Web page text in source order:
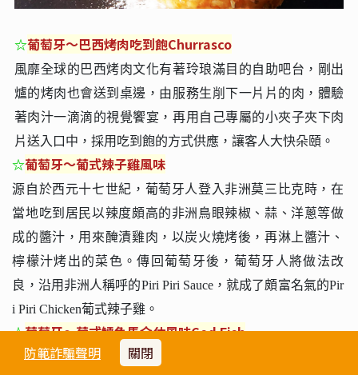
防範詐騙聲明 關閉
☆葡萄牙～巴西烤肉吃到飽Churrasco
風靡全球的巴西烤肉文化有著玲琅滿目的自助吧台，剛出
爐的烤肉也會送到桌邊，由服務生削下一片片的肉，體驗
著肉汁一滴滴的視覺饗宴，再用自己專屬的小夾子夾下肉
片送入口中，採用吃到飽的方式供應，讓客人大快朵頤。
☆葡萄牙～葡式辣子雞風味
源自於西元十七世紀，葡萄牙人登入非洲莫三比克時，在
當地吃到居民以辣度頗高的非洲鳥眼辣椒、蒜、洋蔥等做
成的醬汁，用來醃漬雞肉，以炭火燒烤後，再淋上醬汁、
檸檬汁烤出的菜色。傳回葡萄牙後，葡萄牙人將做法改
良，沿用非洲人稱呼的Piri Piri Sauce，就成了頗富名氣的Pir
i Piri Chicken葡式辣子雞。
☆葡萄牙～葡式鱈魚馬介休風味Cod Fish
鱈魚是葡萄牙常見的主食之一，傳統做法是將新鮮鱈魚用